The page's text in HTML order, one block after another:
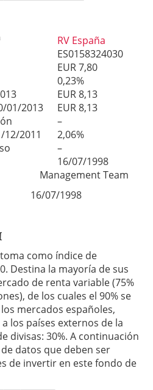
RV España
ES0158324030
EUR 7,80
0,23%
EUR 8,13
01/2013
EUR 8,13
–
12/2011
2,06%
–
16/07/1998
Management Team
07/1998
toma como índice de
Destina la mayoría de sus
de renta variable (75%
de los cuales el 90% se
mercados españoles,
los países externos de la
divisas: 30%. A continuación
datos que deben ser
de invertir en este fondo de